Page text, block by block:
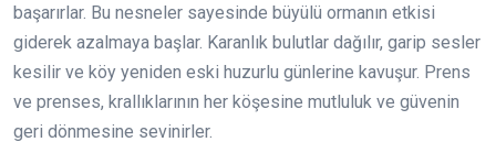
başarırlar. Bu nesneler sayesinde büyülü ormanın etkisi
giderek azalmaya başlar. Karanlık bulutlar dağılır, garip sesler
kesilir ve köy yeniden eski huzurlu günlerine kavuşur. Prens
ve prenses, krallıklarının her köşesine mutluluk ve güvenin
geri dönmesine sevinirler.